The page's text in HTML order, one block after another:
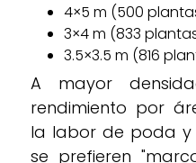
4×5 m (500
3×4 m (833
3.5×3.5 m (816
A mayor
rendimiento por
la labor de poda y
se prefieren